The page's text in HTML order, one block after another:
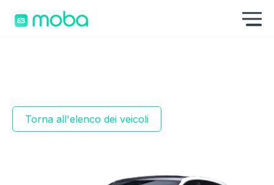
Torna all'elenco dei veicoli